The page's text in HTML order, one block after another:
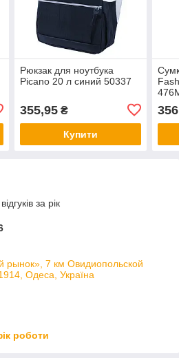
Рюкзак для ноутбука
Picano 20 л синий 50337
355,95₴
Купити
за рік
7 км Овидиопольской
Одеса, Україна
роботи